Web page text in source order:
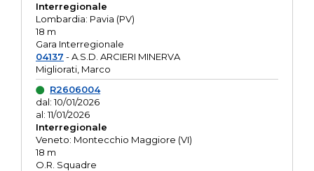
Interregionale
Lombardia: Pavia (PV)
18 m
Gara Interregionale
04137 - A.S.D. ARCIERI MINERVA
Migliorati, Marco
R2606004
dal: 10/01/2026
al: 11/01/2026
Interregionale
Veneto: Montecchio Maggiore (VI)
18 m
O.R. Squadre